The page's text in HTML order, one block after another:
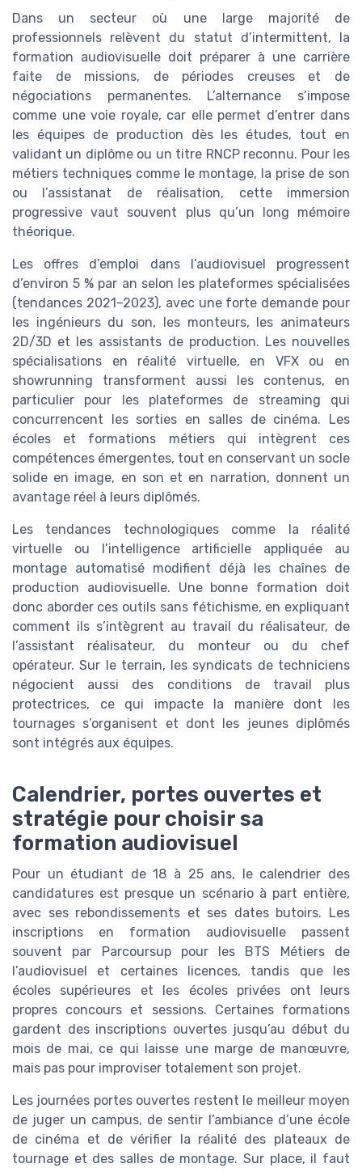
Dans un secteur où une large majorité de
professionnels relèvent du statut d’intermittent, la
formation audiovisuelle doit préparer à une carrière
faite de missions, de périodes creuses et de
négociations permanentes. L’alternance s’impose
comme une voie royale, car elle permet d’entrer dans
les équipes de production dès les études, tout en
validant un diplôme ou un titre RNCP reconnu. Pour les
métiers techniques comme le montage, la prise de son
ou l’assistanat de réalisation, cette immersion
progressive vaut souvent plus qu’un long mémoire
théorique.
Les offres d’emploi dans l’audiovisuel progressent
d’environ 5 % par an selon les plateformes spécialisées
(tendances 2021–2023), avec une forte demande pour
les ingénieurs du son, les monteurs, les animateurs
2D/3D et les assistants de production. Les nouvelles
spécialisations en réalité virtuelle, en VFX ou en
showrunning transforment aussi les contenus, en
particulier pour les plateformes de streaming qui
concurrencent les sorties en salles de cinéma. Les
écoles et formations métiers qui intègrent ces
compétences émergentes, tout en conservant un socle
solide en image, en son et en narration, donnent un
avantage réel à leurs diplômés.
Les tendances technologiques comme la réalité
virtuelle ou l’intelligence artificielle appliquée au
montage automatisé modifient déjà les chaînes de
production audiovisuelle. Une bonne formation doit
donc aborder ces outils sans fétichisme, en expliquant
comment ils s’intègrent au travail du réalisateur, de
l’assistant réalisateur, du monteur ou du chef
opérateur. Sur le terrain, les syndicats de techniciens
négocient aussi des conditions de travail plus
protectrices, ce qui impacte la manière dont les
tournages s’organisent et dont les jeunes diplômés
sont intégrés aux équipes.
Calendrier, portes ouvertes et
stratégie pour choisir sa
formation audiovisuel
Pour un étudiant de 18 à 25 ans, le calendrier des
candidatures est presque un scénario à part entière,
avec ses rebondissements et ses dates butoirs. Les
inscriptions en formation audiovisuelle passent
souvent par Parcoursup pour les BTS Métiers de
l’audiovisuel et certaines licences, tandis que les
écoles supérieures et les écoles privées ont leurs
propres concours et sessions. Certaines formations
gardent des inscriptions ouvertes jusqu’au début du
mois de mai, ce qui laisse une marge de manœuvre,
mais pas pour improviser totalement son projet.
Les journées portes ouvertes restent le meilleur moyen
de juger un campus, de sentir l’ambiance d’une école
de cinéma et de vérifier la réalité des plateaux de
tournage et des salles de montage. Sur place, il faut